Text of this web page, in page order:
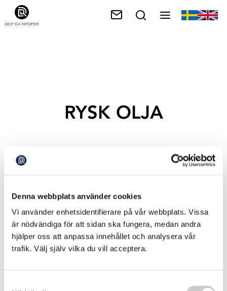
Denna webbplats använder cookies
Vi använder enhetsidentifierare på vår webbplats. Vissa
är nödvändiga för att sidan ska fungera, medan andra
hjälper oss att anpassa innehållet och analysera vår
trafik. Välj själv vilka du vill acceptera.
RYSK OLJA